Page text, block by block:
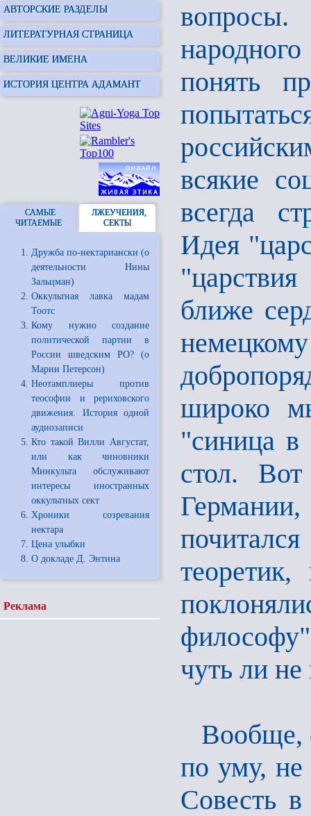
АВТОРСКИЕ РАЗДЕЛЫ
ЛИТЕРАТУРНАЯ СТРАНИЦА
ВЕЛИКИЕ ИМЕНА
ИСТОРИЯ ЦЕНТРА АДАМАНТ
САМЫЕ
ЧИТАЕМЫЕ
ЛЖЕУЧЕНИЯ,
СЕКТЫ
Дружба по-нектариански (о
деятельности Нины
Зальцман)
Оккультная лавка мадам
Тоотс
Кому нужно создание
политической партии в
России шведским РО? (о
Марии Петерсон)
Неотамплиеры против
теософии и рериховского
движения. История одной
аудиозаписи
Кто такой Вилли Августат,
или как чиновники
Минкульта обслуживают
интересы иностранных
оккультных сект
Хроники созревания
нектара
Цена улыбки
О докладе Д. Энтина
Реклама
народного
понять
всякие
всегда
Идея
ближе
широко
"синица
стол.
чуть ли
Вообще,
по уму, не
Совесть